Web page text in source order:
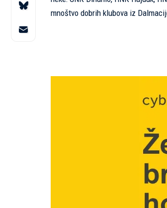
mnoštvo dobrih klubova iz